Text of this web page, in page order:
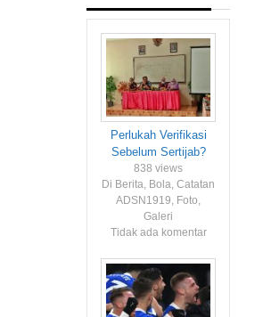
Perlukah Verifikasi
Sebelum Sertijab?
838 views
Di Berita, Bola, Catatan
ADSN1919, Foto,
Galeri
Tidak ada komentar